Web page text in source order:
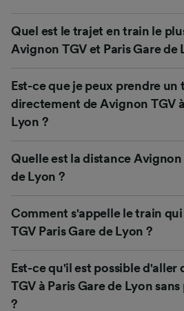
Quel est le trajet en train le
Avignon TGV et Paris Gare de
Est-ce que je peux prendre un
directement de Avignon TGV
Lyon ?
Quelle est la distance Avignon
de Lyon ?
Comment s'appelle le train
TGV Paris Gare de Lyon ?
Est-ce qu'il est possible d'aller
TGV à Paris Gare de Lyon
?